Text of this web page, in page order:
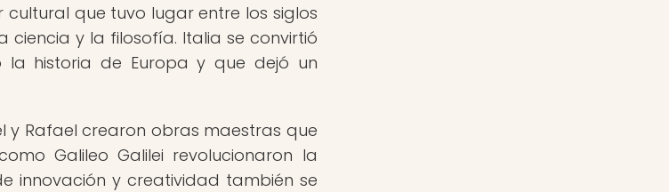
que tuvo lugar entre los siglos
ciencia y la filosofía. Italia se convirtió
historia de Europa y que dejó un
y Rafael crearon obras maestras que
Galileo Galilei revolucionaron la
innovación y creatividad también se